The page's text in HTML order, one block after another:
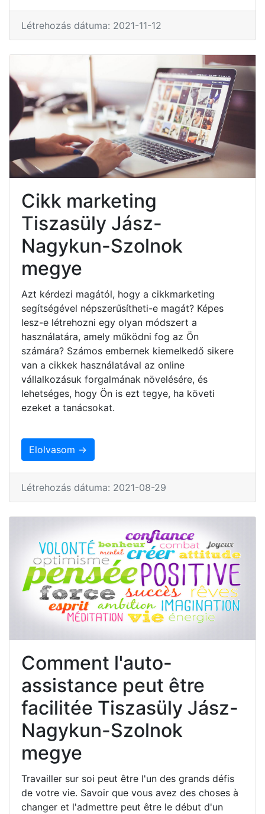
Létrehozás dátuma: 2021-11-12
Cikk marketing
Tiszasüly Jász-
Nagykun-Szolnok
megye
Azt kérdezi magától, hogy a cikkmarketing
segítségével népszerűsítheti-e magát? Képes
lesz-e létrehozni egy olyan módszert a
használatára, amely működni fog az Ön
számára? Számos embernek kiemelkedő sikere
van a cikkek használatával az online
vállalkozásuk forgalmának növelésére, és
lehetséges, hogy Ön is ezt tegye, ha követi
ezeket a tanácsokat.
Elolvasom →
Létrehozás dátuma: 2021-08-29
Comment l'auto-
assistance peut être
facilitée Tiszasüly Jász-
Nagykun-Szolnok
megye
Travailler sur soi peut être l'un des grands défis
de votre vie. Savoir que vous avez des choses à
changer et l'admettre peut être le début d'un